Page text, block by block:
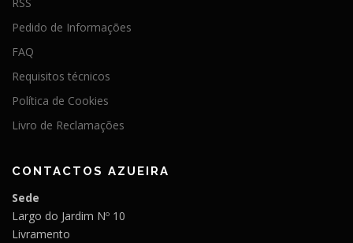
Pedido de Informações
FAQ
Requisitos técnicos
Política de Cookies
Livro de Reclamações
CONTACTOS AZUEIRA
Sede
Largo do Jardim Nº 10
Livramento